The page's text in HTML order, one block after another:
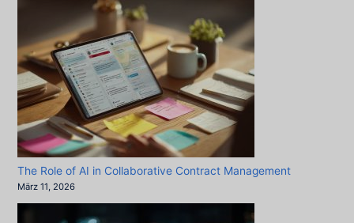
The Role of AI in Collaborative Contract Management
März 11, 2026